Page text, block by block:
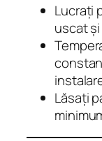
Lucrați
uscat
Lăsați